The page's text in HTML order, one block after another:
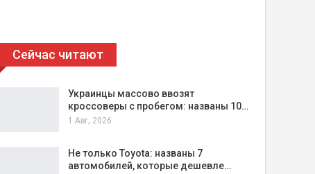
Сейчас читают
Украинцы массово ввозят
кроссоверы с пробегом: названы 10…
1 Авг, 2026
Не только Toyota: названы 7
автомобилей, которые дешевле…